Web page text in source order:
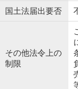
国土法届出要否
その他法令上の
制限